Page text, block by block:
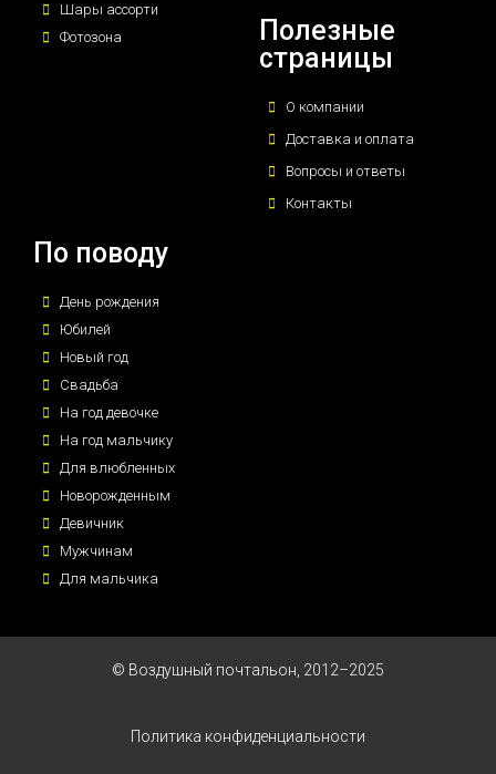
Шары ассорти
Фотозона
Полезные
страницы
О компании
Доставка и оплата
Вопросы и ответы
Контакты
По поводу
День рождения
Юбилей
Новый год
Свадьба
На год девочке
На год мальчику
Для влюбленных
Новорожденным
Девичник
Мужчинам
Для мальчика
© Воздушный почтальон, 2012–2025
Политика конфиденциальности